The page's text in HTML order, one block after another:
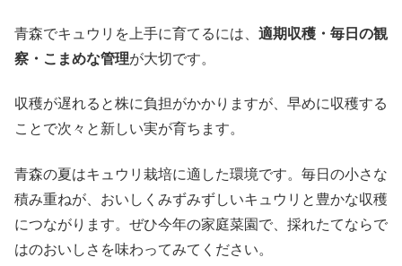
青森でキュウリを上手に育てるには、 適期収穫・毎日の観
察・こまめな管理が大切です。
収穫が遅れると株に負担がかかりますが、早めに収穫する
ことで次々と新しい実が育ちます。
青森の夏はキュウリ栽培に適した環境です。毎日の小さな
積み重ねが、おいしくみずみずしいキュウリと豊かな収穫
につながります。ぜひ今年の家庭菜園で、採れたてならで
はのおいしさを味わってみてください。